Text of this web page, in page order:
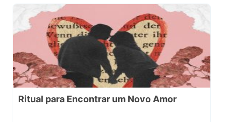
Ritual para Encontrar um Novo Amor